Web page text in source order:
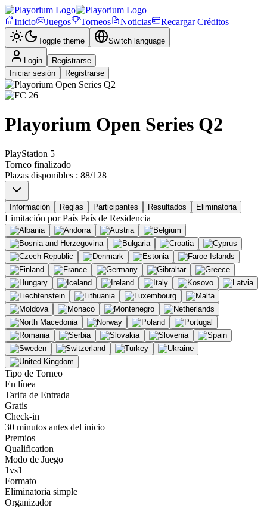
Inicio Juegos Torneos Noticias Recargar Créditos
Toggle theme Switch language
Login
Registrarse
Iniciar sesión
Registrarse
Playorium Open Series Q2
PlayStation 5
Torneo finalizado
Plazas disponibles : 88/128
Información Reglas Participantes Resultados Eliminatoria
Limitación por País País de Residencia
Tipo de Torneo
En línea
Tarifa de Entrada
Gratis
Check-in
30 minutos antes del inicio
Premios
Qualification
Modo de Juego
1vs1
Formato
Eliminatoria simple
Organizador